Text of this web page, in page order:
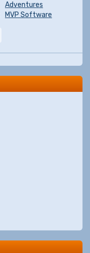
Adventures
MVP Software